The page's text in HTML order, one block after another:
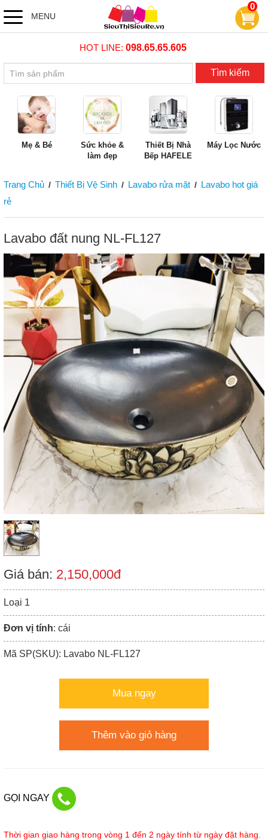
MENU
0
HOT LINE: 098.65.65.605
Tìm kiếm
Mẹ & Bé
Sức khỏe &
làm đẹp
Thiết Bị Nhà
Bếp HAFELE
Máy Lọc Nước
Trang Chủ / Thiết Bị Vệ Sinh / Lavabo rửa mặt / Lavabo hot giá
rẻ
Lavabo đất nung NL-FL127
Giá bán: 2,150,000đ
Loại 1
Đơn vị tính: cái
Mã SP(SKU): Lavabo NL-FL127
Mua ngay
Thêm vào giỏ hàng
GỌI NGAY
Thời gian giao hàng trong vòng 1 đến 2 ngày tính từ ngày đặt hàng.